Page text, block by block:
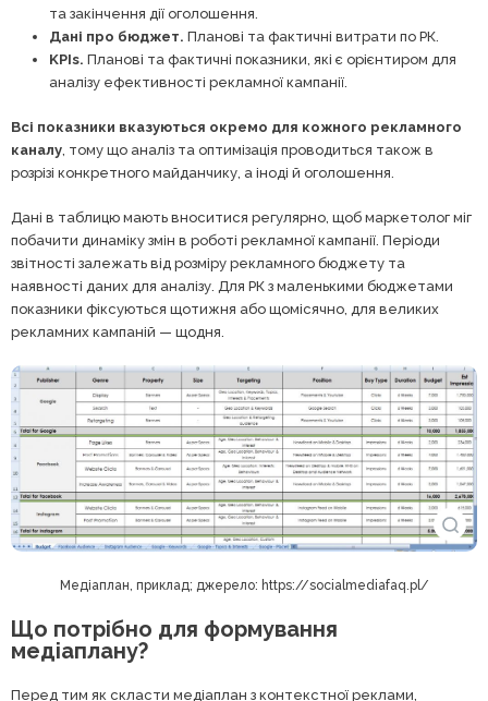
та закінчення дії оголошення.
Дані про бюджет. Планові та фактичні витрати по РК.
KPIs. Планові та фактичні показники, які є орієнтиром для
аналізу ефективності рекламної кампанії.
Всі показники вказуються окремо для кожного рекламного
каналу, тому що аналіз та оптимізація проводиться також в
розрізі конкретного майданчику, а іноді й оголошення.
Дані в таблицю мають вноситися регулярно, щоб маркетолог міг
побачити динаміку змін в роботі рекламної кампанії. Періоди
звітності залежать від розміру рекламного бюджету та
наявності даних для аналізу. Для РК з маленькими бюджетами
показники фіксуються щотижня або щомісячно, для великих
рекламних кампаній — щодня.
Медіаплан, приклад; джерело: https://socialmediafaq.pl/
Що потрібно для формування
медіаплану?
Перед тим як скласти медіаплан з контекстної реклами,